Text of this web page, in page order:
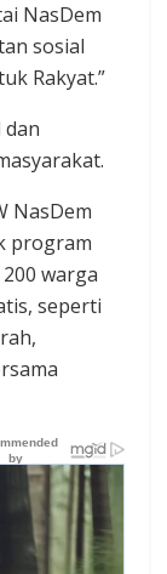
NasDem
sosial
Rakyat.”
NasDem
program
warga
seperti